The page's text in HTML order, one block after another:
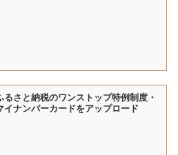
るさと納税のワンストップ特例制度・
イナンバーカードをアップロード